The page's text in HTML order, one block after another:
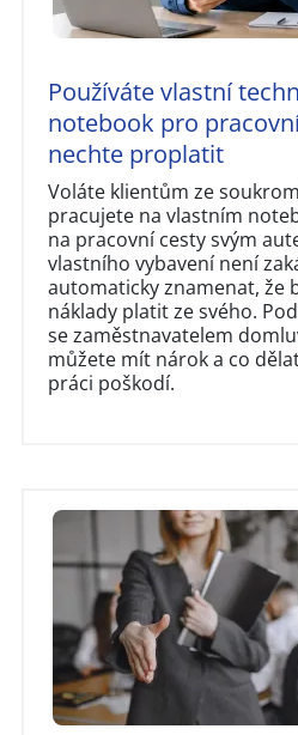
Používáte vlastní
notebook pro
nechte proplatit
Voláte klientům ze
pracujete na vlastním
na pracovní cesty svým
vlastního vybavení není
automaticky znamenat, že
náklady platit ze svého.
se zaměstnavatelem
můžete mít nárok a co
práci poškodí.